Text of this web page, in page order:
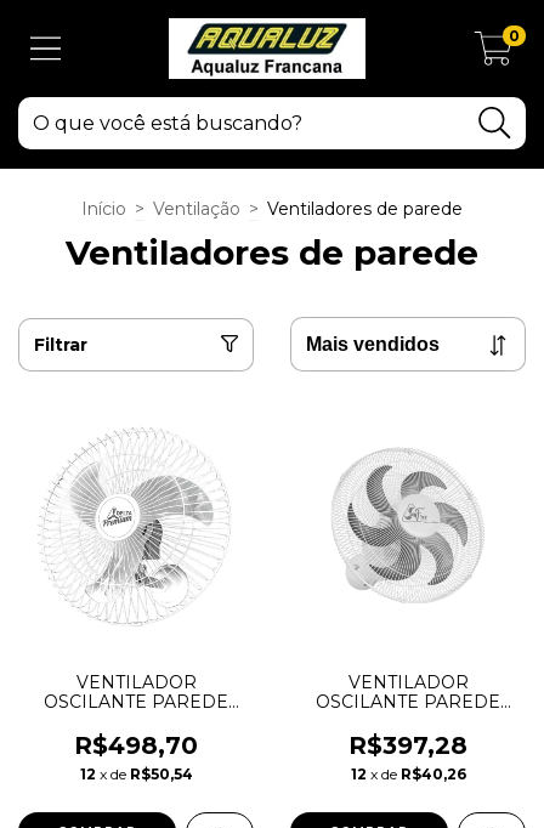
0
Início > Ventilação > Ventiladores de parede
Ventiladores de parede
Filtrar
VENTILADOR
OSCILANTE PAREDE
BRANCO
R$498,70
12 x de R$50,54
VENTILADOR
OSCILANTE PAREDE
VOLT BRANCO
R$397,28
12 x de R$40,26